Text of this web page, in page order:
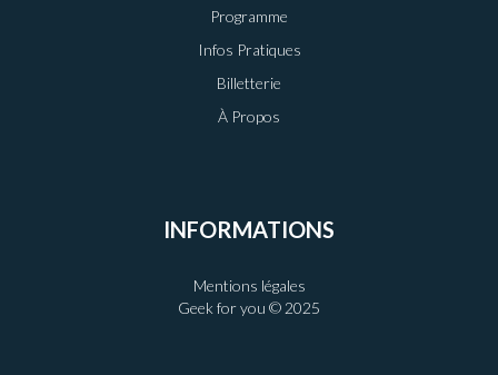
Programme
Infos Pratiques
Billetterie
À Propos
INFORMATIONS
Mentions légales
Geek for you © 2025